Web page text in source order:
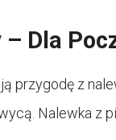
Dla
przygodę z
Nalewka z